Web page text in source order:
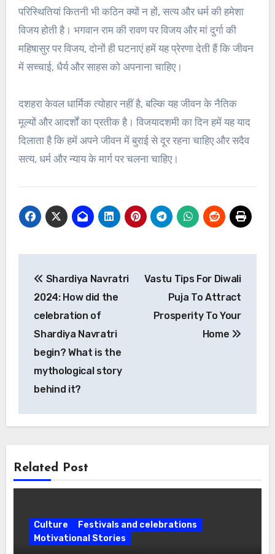
परिस्थितियां कितनी भी कठिन क्यों न हों, सत्य और धर्म की हमेशा
विजय होती है। भगवान राम की रावण पर विजय और मां दुर्गा की
महिषासुर पर विजय, दोनों ही घटनाएं हमें यह प्रेरणा देती हैं कि जीवन
में सच्चाई, धैर्य और साहस को अपनाना चाहिए।
दशहरा केवल धार्मिक त्योहार नहीं है, बल्कि यह जीवन के नैतिक
मूल्यों और आदर्शों का प्रतीक है। विजयादशमी का दिन हमें यह याद
दिलाता है कि हमें अपने जीवन में बुराई से दूर रहना चाहिए और सदैव
सत्य, धर्म और न्याय के मार्ग पर चलना चाहिए।
navigation
Shardiya Navratri
2024: How did the
celebration of
Shardiya Navratri
begin? What is the
mythological story
behind it?
Vastu Tips For Diwali
Puja To Attract
Prosperity To Your
Home
Related Post
Culture
Festivals and celebrations
Motivational Stories